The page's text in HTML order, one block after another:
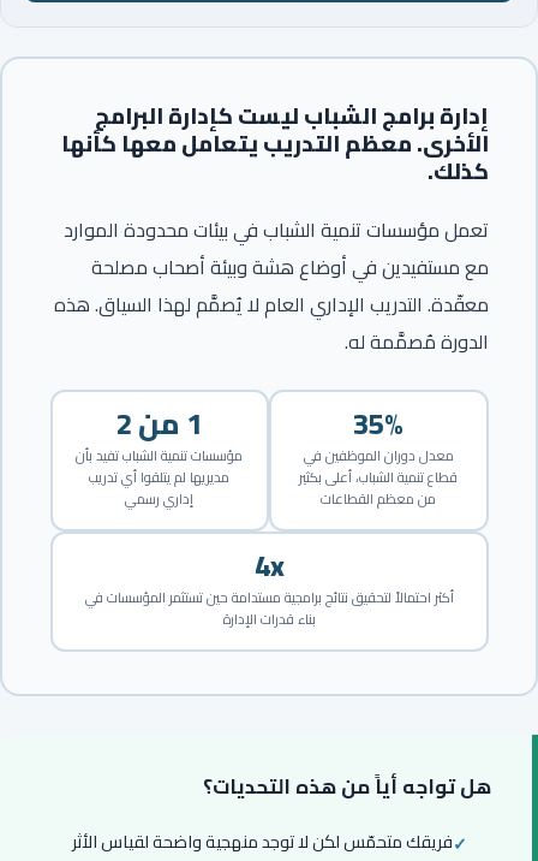
إدارة برامج الشباب ليست كإدارة البرامج
الأخرى. معظم التدريب يتعامل معها كأنها
كذلك.
تعمل مؤسسات تنمية الشباب في بيئات محدودة الموارد
مع مستفيدين في أوضاع هشة وبيئة أصحاب مصلحة
معقّدة. التدريب الإداري العام لا يُصمَّم لهذا السياق. هذه
الدورة مُصمَّمة له.
1 من 2
مؤسسات تنمية الشباب تفيد بأن
مديريها لم يتلقوا أي تدريب
إداري رسمي
35%
معدل دوران الموظفين في
قطاع تنمية الشباب، أعلى بكثير
من معظم القطاعات
4x
أكثر احتمالاً لتحقيق نتائج برامجية مستدامة حين تستثمر المؤسسات في
بناء قدرات الإدارة
هل تواجه أياً من هذه التحديات؟
فريقك متحمّس لكن لا توجد منهجية واضحة لقياس الأثر